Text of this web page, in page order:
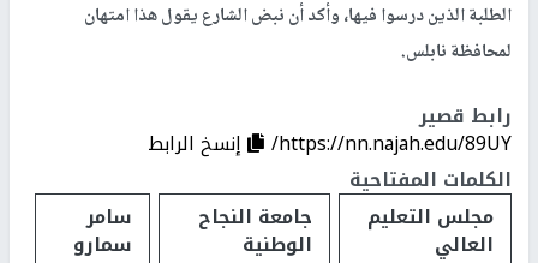
الطلبة الذين درسوا فيها، وأكد أن نبض الشارع يقول هذا امتهان
لمحافظة نابلس.
رابط قصير
https://nn.najah.edu/89UY/
إنسخ الرابط
الكلمات المفتاحية
مجلس التعليم
العالي
جامعة النجاح
الوطنية
سامر
سمارو